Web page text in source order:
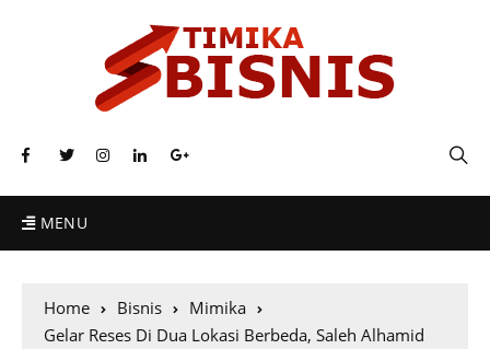
MENU
Home Bisnis
Mimika
Gelar Reses Di Dua Lokasi Berbeda, Saleh Alhamid